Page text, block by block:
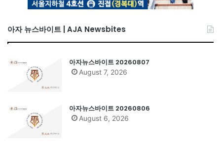
아자 뉴스바이트 | AJA Newsbites
아자뉴스바이트 20260807
August 7, 2026
아자뉴스바이트 20260806
August 6, 2026